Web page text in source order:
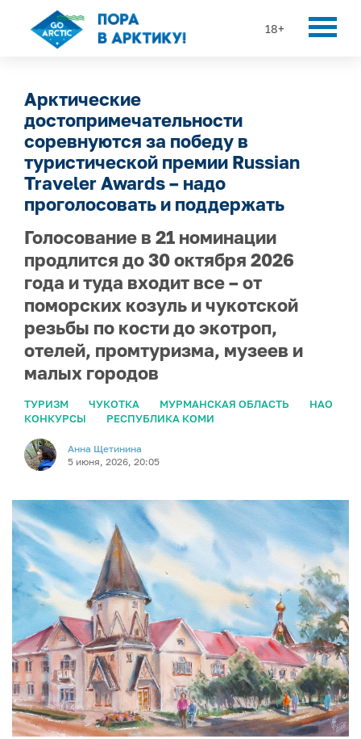
18+
Арктические
достопримечательности
соревнуются за победу в
туристической премии Russian
Traveler Awards – надо
проголосовать и поддержать
Голосование в 21 номинации
продлится до 30 октября 2026
года и туда входит все – от
поморских козуль и чукотской
резьбы по кости до экотроп,
отелей, промтуризма, музеев и
малых городов
ТУРИЗМ ЧУКОТКА МУРМАНСКАЯ ОБЛАСТЬ
НАО
КОНКУРСЫ
РЕСПУБЛИКА КОМИ
Анна Щетинина
5 июня, 2026, 20:05